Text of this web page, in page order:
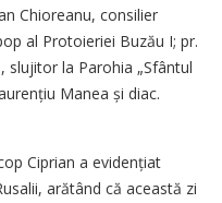
Chioreanu, consilier
al Protoieriei Buzău I; pr.
slujitor la Parohia „Sfântul
Manea și diac.
Ciprian a evidențiat
arătând că această zi